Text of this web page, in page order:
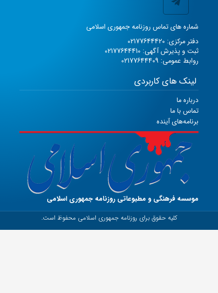
شماره های تماس روزنامه جمهوری اسلامی
دفتر مرکزی: 02177644420
ثبت و پذیرش آگهی: 02177644410
روابط عمومی: 02177644409
لینک های کاربردی
درباره ما
تماس با ما
برنامه‌های آینده
موسسه فرهنگی و مطبوعاتی روزنامه جمهوری اسلامی
کلیه حقوق برای روزنامه جمهوری اسلامی محفوظ است.